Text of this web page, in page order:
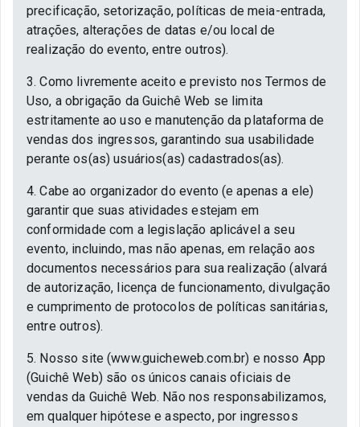
precificação, setorização, políticas de meia-entrada,
atrações, alterações de datas e/ou local de
realização do evento, entre outros).
3. Como livremente aceito e previsto nos Termos de
Uso, a obrigação da Guichê Web se limita
estritamente ao uso e manutenção da plataforma de
vendas dos ingressos, garantindo sua usabilidade
perante os(as) usuários(as) cadastrados(as).
4. Cabe ao organizador do evento (e apenas a ele)
garantir que suas atividades estejam em
conformidade com a legislação aplicável a seu
evento, incluindo, mas não apenas, em relação aos
documentos necessários para sua realização (alvará
de autorização, licença de funcionamento, divulgação
e cumprimento de protocolos de políticas sanitárias,
entre outros).
5. Nosso site (www.guicheweb.com.br) e nosso App
(Guichê Web) são os únicos canais oficiais de
vendas da Guichê Web. Não nos responsabilizamos,
em qualquer hipótese e aspecto, por ingressos